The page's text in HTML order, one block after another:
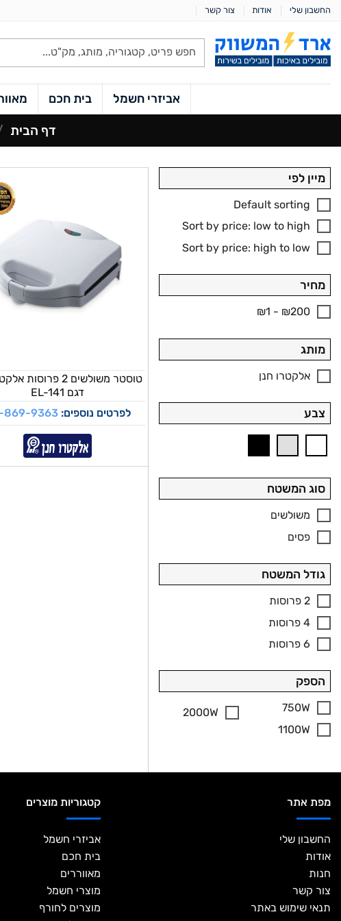
Skip
content
החשבון שלי אודות צור קשר
Products
search
אביזרי חשמל בית חכם
דף הבית
מיין לפי
Default sorting
Sort by price: low to high
Sort by price: high to low
מחיר
₪1 - ₪200
מותג
אלקטרו חנן
צבע
סוג המשטח
משולשים
פסים
גודל המשטח
2 פרוסות
4 פרוסות
6 פרוסות
הספק
750W
1100W
2000W
טוסטר משולשים 2
דגם EL-141
לפרטים נוספים:869-9363
מפת אתר
החשבון שלי
אודות
חנות
צור קשר
תנאי שימוש באתר
קטגוריות מוצרים
אביזרי חשמל
בית חכם
מאווררים
מוצרי חשמל
מוצרים לחורף